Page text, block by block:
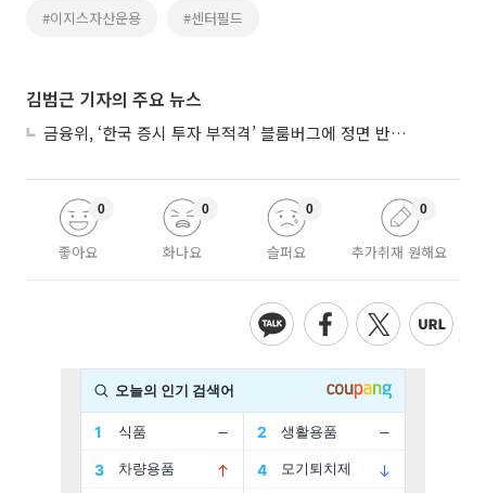
#이지스자산운용 #센터필드
김범근 기자의 주요 뉴스
금융위, ‘한국 증시 투자 부적격’ 블룸버그에 정면 반박…“근거 불분명”
좋아요
0
화나요
0
슬퍼요
0
추가취재 원해요
0